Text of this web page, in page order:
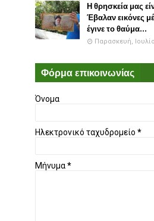
Η θρησκεία μας
Έβαλαν εικόνες
έγινε το θαύμα...
Παρασκευή,
Φόρμα επικοινωνίας
Όνομα
Ηλεκτρονικό ταχυδρομείο *
Μήνυμα*